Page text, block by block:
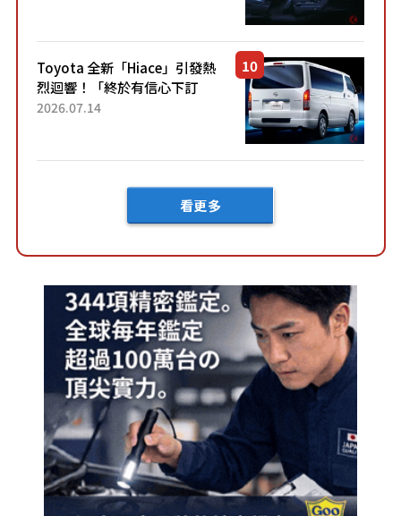
「三...
Toyota 全新「Hiace」引發熱
烈迴響！「終於有信心下訂
了！」「哪個等級交車最
車？...
2026.07.14
看更多